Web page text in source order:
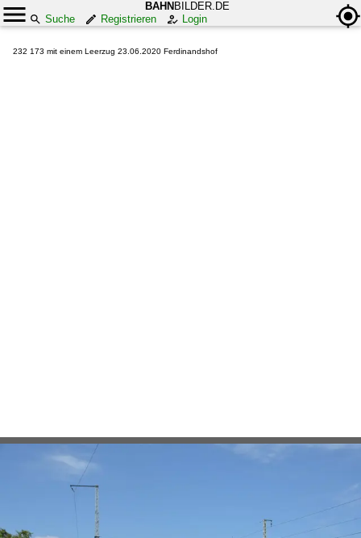
BAHN BILDER.DE
Suche
Registrieren Login
232 173 mit einem Leerzug 23.06.2020 Ferdinandshof